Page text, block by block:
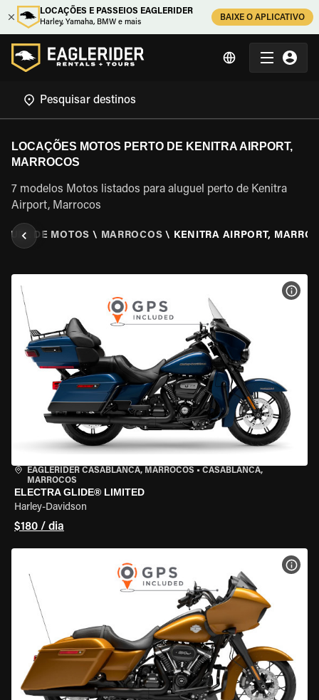
LOCAÇÕES E PASSEIOS EAGLERIDER
Harley, Yamaha, BMW e mais
BAIXE O APLICATIVO
LOCAÇÕES MOTOS PERTO DE KENITRA AIRPORT,
MARROCOS
7 modelos Motos listados para aluguel perto de Kenitra
Airport, Marrocos
DE MOTOS \ MARROCOS \ KENITRA AIRPORT,
EAGLERIDER CASABLANCA, MARROCOS • CASABLANCA,
MARROCOS
ELECTRA GLIDE® LIMITED
Harley-Davidson
$180 / dia
VER
VER